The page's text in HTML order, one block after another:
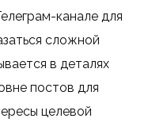
канале для
сложной
в деталях
постов для
целевой